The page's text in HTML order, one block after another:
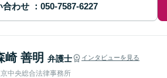
合わせ
崎 善明 弁護士 インタビューを見る
中央総合法律事務所